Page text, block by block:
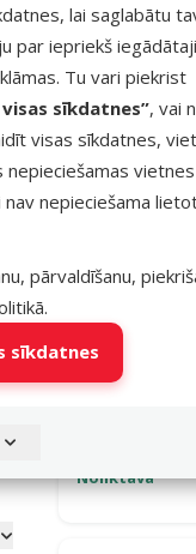
lai saglabātu
par iepriekš
Tu vari piekrist
sīkdatnes”, vai
visas sīkdatnes,
nepieciešamas vietnes
nepieciešama
pārvaldīšanu,
.
sīkdatnes
34
Konservi
Noliktavā